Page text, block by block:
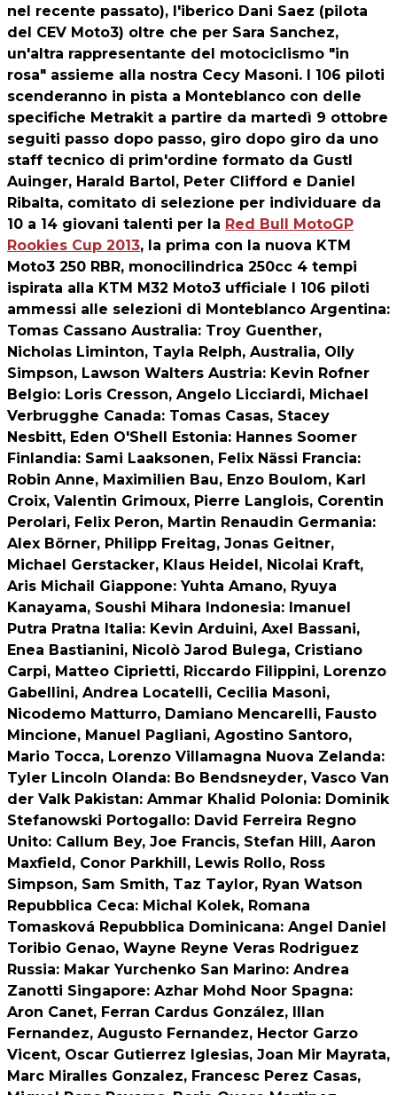
nel recente passato), l'iberico Dani Saez (pilota
del CEV Moto3) oltre che per Sara Sanchez,
un'altra rappresentante del motociclismo "in
rosa" assieme alla nostra Cecy Masoni. I 106 piloti
scenderanno in pista a Monteblanco con delle
specifiche Metrakit a partire da martedì 9 ottobre
seguiti passo dopo passo, giro dopo giro da uno
staff tecnico di prim'ordine formato da Gustl
Auinger, Harald Bartol, Peter Clifford e Daniel
Ribalta, comitato di selezione per individuare da
10 a 14 giovani talenti per la Red Bull MotoGP
Rookies Cup 2013, la prima con la nuova KTM
Moto3 250 RBR, monocilindrica 250cc 4 tempi
ispirata alla KTM M32 Moto3 ufficiale
I 106 piloti
ammessi alle selezioni di Monteblanco Argentina:
Tomas Cassano Australia: Troy Guenther,
Nicholas Liminton, Tayla Relph, Australia, Olly
Simpson, Lawson Walters Austria: Kevin Rofner
Belgio: Loris Cresson, Angelo Licciardi, Michael
Verbrugghe Canada: Tomas Casas, Stacey
Nesbitt, Eden O'Shell
Estonia: Hannes Soomer
Finlandia: Sami Laaksonen, Felix Nässi Francia:
Robin Anne, Maximilien Bau, Enzo Boulom, Karl
Croix, Valentin Grimoux, Pierre Langlois, Corentin
Perolari, Felix Peron, Martin Renaudin Germania:
Alex Börner, Philipp Freitag, Jonas Geitner,
Michael Gerstacker, Klaus Heidel, Nicolai Kraft,
Aris Michail Giappone: Yuhta Amano, Ryuya
Kanayama, Soushi Mihara
Indonesia: Imanuel
Putra Pratna Italia: Kevin Arduini, Axel Bassani,
Enea Bastianini, Nicolò Jarod Bulega, Cristiano
Carpi, Matteo Ciprietti, Riccardo Filippini, Lorenzo
Gabellini, Andrea Locatelli, Cecilia Masoni,
Nicodemo Matturro, Damiano Mencarelli, Fausto
Mincione, Manuel Pagliani, Agostino Santoro,
Mario Tocca, Lorenzo Villamagna Nuova Zelanda:
Tyler Lincoln Olanda: Bo Bendsneyder, Vasco Van
der Valk Pakistan: Ammar Khalid Polonia: Dominik
Stefanowski Portogallo: David Ferreira Regno
Unito: Callum Bey, Joe Francis, Stefan Hill, Aaron
Maxfield, Conor Parkhill, Lewis Rollo, Ross
Simpson, Sam Smith, Taz Taylor, Ryan Watson
Repubblica Ceca: Michal Kolek, Romana
Tomasková Repubblica Dominicana: Angel Daniel
Toribio Genao, Wayne Reyne Veras Rodriguez
Russia: Makar Yurchenko San Marino: Andrea
Zanotti Singapore: Azhar Mohd Noor Spagna:
Aron Canet, Ferran Cardus González, Illan
Fernandez, Augusto Fernandez, Hector Garzo
Vicent, Oscar Gutierrez Iglesias, Joan Mir Mayrata,
Marc Miralles Gonzalez, Francesc Perez Casas,